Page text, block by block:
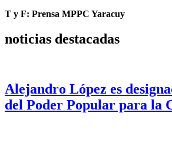
T y F: Prensa MPPC Yaracuy
noticias destacadas
Alejandro López es
del Poder Popular para la